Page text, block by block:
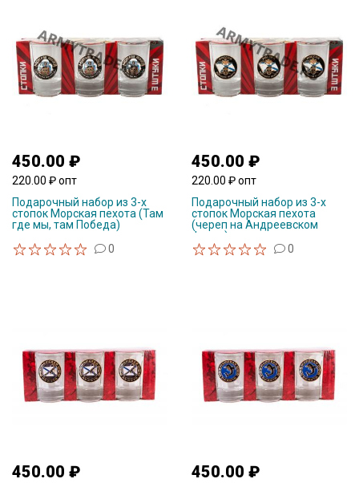
450.00 ₽
220.00 ₽ опт
Подарочный набор из 3-х
стопок Морская пехота (Там
где мы, там Победа)
0
450.00 ₽
220.00 ₽ опт
Подарочный набор из 3-х
стопок Морская пехота
(череп на Андреевском
флаге)
0
450.00 ₽ 450.00 ₽